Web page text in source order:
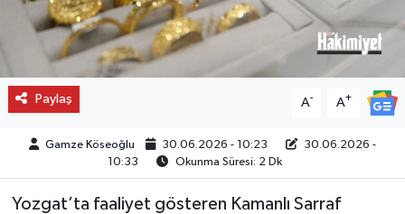
Paylaş A- A+
Gamze Köseoğlu 30.06.2026 - 10:23
30.06.2026 -
10:33
Okunma Süresi: 2 Dk
Yozgat’ta faaliyet gösteren Kamanlı Sarraf